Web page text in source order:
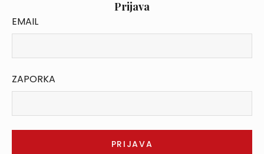
Prijava
EMAIL
ZAPORKA